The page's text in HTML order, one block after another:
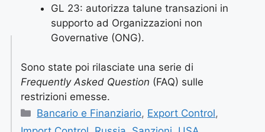
GL 23: autorizza talune transazioni in
supporto ad Organizzazioni non
Governative (ONG).
Sono state poi rilasciate una serie di
Frequently Asked Question (FAQ) sulle
restrizioni emesse.
Bancario e Finanziario, Export Control,